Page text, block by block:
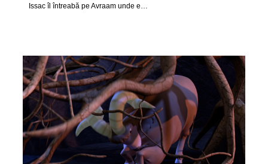
Issac îl întreabă pe Avraam unde este mielul pentru arderea de tot.